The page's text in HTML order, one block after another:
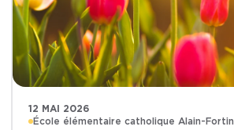
12 MAI 2026
École élémentaire catholique Alain-Fortin